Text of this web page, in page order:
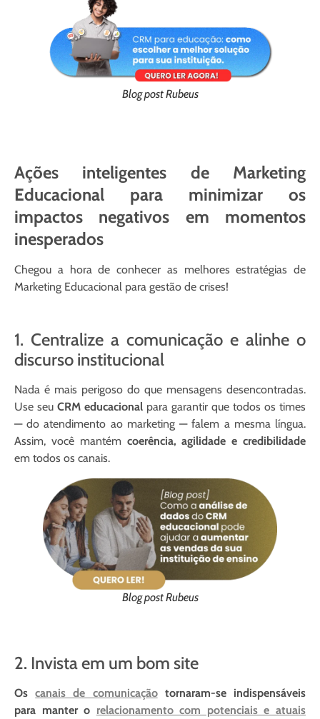
Blog post Rubeus
Ações inteligentes de Marketing
Educacional para minimizar os
impactos negativos em momentos
inesperados
Chegou a hora de conhecer as melhores estratégias de
Marketing Educacional para gestão de crises!
1. Centralize a comunicação e alinhe o
discurso institucional
Nada é mais perigoso do que mensagens desencontradas.
Use seu CRM educacional para garantir que todos os times
— do atendimento ao marketing — falem a mesma língua.
Assim, você mantém coerência, agilidade e credibilidade
em todos os canais.
Blog post Rubeus
2. Invista em um bom site
Oscanais de comunicaçãotornaram-se indispensáveis
para manter o relacionamento com potenciais e atuais